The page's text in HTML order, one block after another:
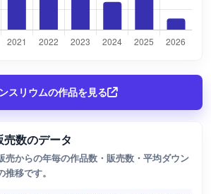
スリウムの作品を見る
数のデータ
売からの年毎の作品数・販売数・平均ダウン
推移です。